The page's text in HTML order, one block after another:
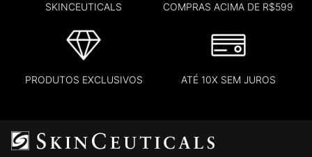
SKINCEUTICALS
COMPRAS ACIMA DE R$599
PRODUTOS EXCLUSIVOS ATÉ 10X SEM JUROS